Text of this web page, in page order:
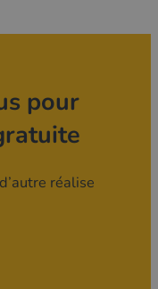
pour
réalise